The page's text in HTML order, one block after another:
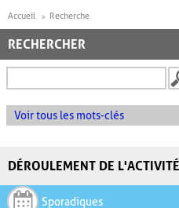
Accueil Recherche
RECHERCHER
Voir tous les mots-clés
DÉROULEMENT DE L'ACTIVITÉ
Sporadiques